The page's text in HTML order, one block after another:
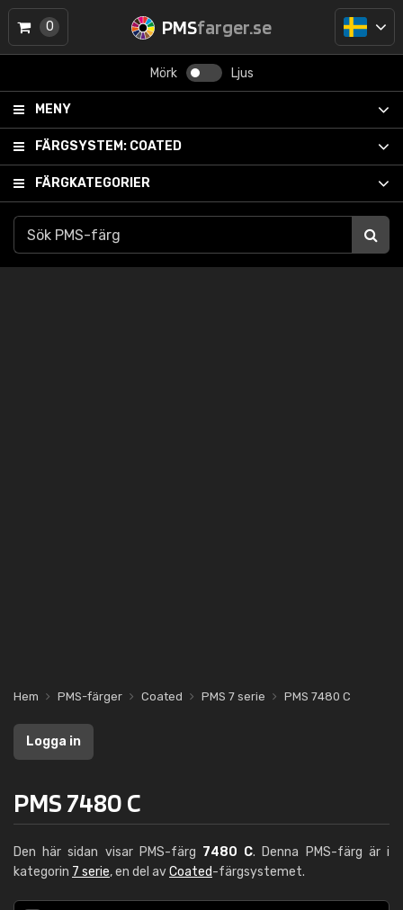
PMSfarger.se
Mörk Ljus
MENY
FÄRGSYSTEM: COATED
FÄRGKATEGORIER
0
Hem PMS-färger Coated PMS 7 serie PMS 7480 C
Logga in
PMS 7480 C
Den här sidan visar PMS-färg 7480 C. Denna PMS-färg är i
kategorin 7 serie, en del avCoated-färgsystemet.